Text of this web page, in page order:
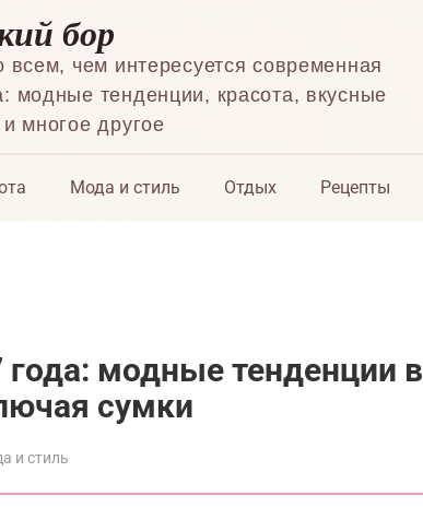
бор
всем, чем интересуется современная
модные тенденции, красота, вкусные
многое другое
Мода и стиль Отдых Рецепты
года: модные тенденции в
сумки
и стиль